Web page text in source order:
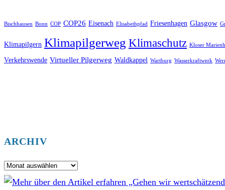
Bischhausen Bonn COP COP26 Eisenach Elisabethpfad Friesenhagen Glasgow
Klimapilgern Klimapilgerweg Klimaschutz Kloser
Verkehrswende Virtueller Pilgerweg Waldkappel Wartburg Wasserkraftwerk
ARCHIV
Archiv